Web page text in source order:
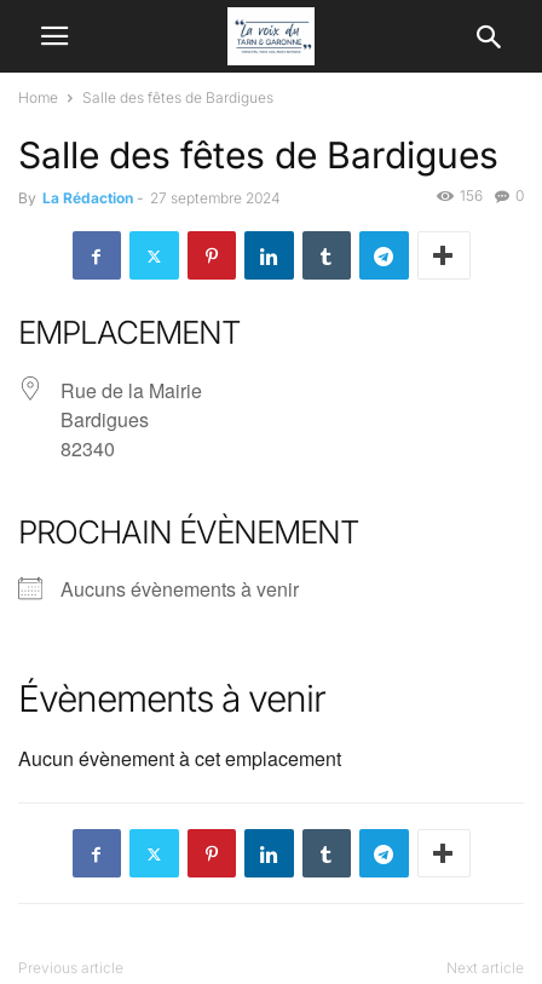
Home Salle des fêtes de Bardigues
Salle des fêtes de Bardigues
By La Rédaction - 27 septembre 2024 0
156
EMPLACEMENT
Rue de la Mairie
Bardigues
82340
PROCHAIN ÉVÈNEMENT
Aucuns évènements à venir
Évènements à venir
Aucun évènement à cet emplacement
Previous article Next article